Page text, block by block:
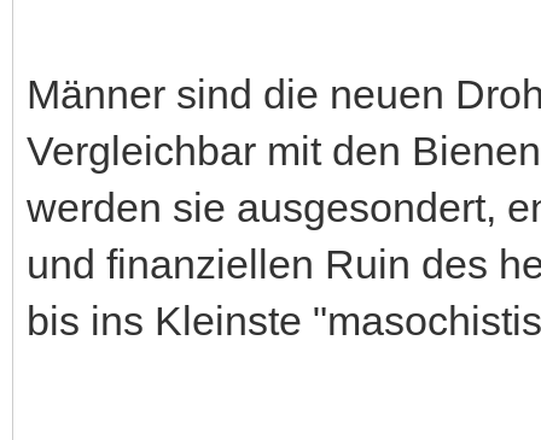
Männer sind die neuen
Vergleichbar mit den
werden sie ausgesondert,
und finanziellen Ruin des
bis ins Kleinste